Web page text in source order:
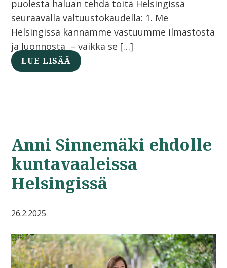
puolesta haluan tehdä töitä Helsingissä
seuraavalla valtuustokaudella: 1. Me
Helsingissä kannamme vastuumme ilmastosta
ja luonnosta – vaikka se […]
LUE LISÄÄ
Anni Sinnemäki ehdolle
kuntavaaleissa
Helsingissä
26.2.2025